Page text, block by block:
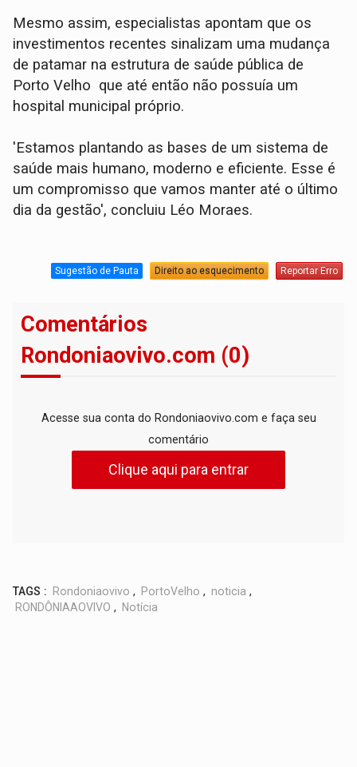
Mesmo assim, especialistas apontam que os
investimentos recentes sinalizam uma mudança
de patamar na estrutura de saúde pública de
Porto Velho que até então não possuía um
hospital municipal próprio.
'Estamos plantando as bases de um sistema de
saúde mais humano, moderno e eficiente. Esse é
um compromisso que vamos manter até o último
dia da gestão', concluiu Léo Moraes.
Sugestão de Pauta Direito ao esquecimento Reportar Erro
Comentários
Rondoniaovivo.com (0)
Acesse sua conta do Rondoniaovivo.com e faça seu
comentário
Clique aqui para entrar
TAGS : Rondoniaovivo , PortoVelho , noticia ,
RONDÔNIAAOVIVO , Notícia